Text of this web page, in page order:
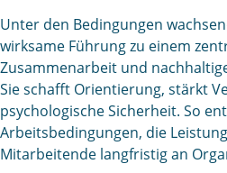
Unter den Bedingungen
wirksame Führung zu einem
Zusammenarbeit und
Sie schafft Orientierung, stärkt
psychologische Sicherheit. So
Arbeitsbedingungen, die
Mitarbeitende langfristig an